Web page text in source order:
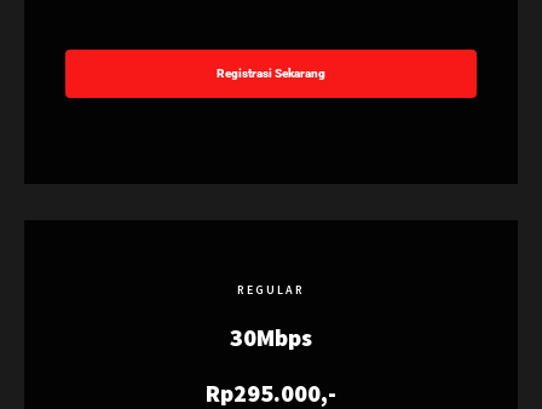
Registrasi Sekarang
REGULAR
30Mbps
Rp295.000,-